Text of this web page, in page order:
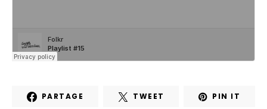
PARTAGE TWEET PIN IT